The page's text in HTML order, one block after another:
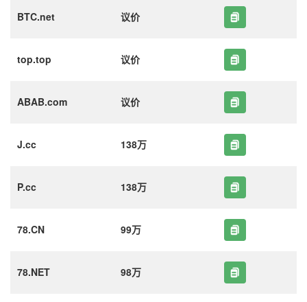
BTC.net 议价
top.top 议价
ABAB.com 议价
J.cc 138万
P.cc 138万
78.CN 99万
78.NET 98万